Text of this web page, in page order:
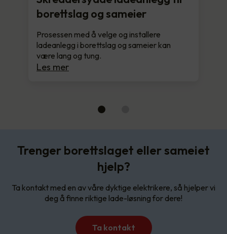
borettslag og sameier
Prosessen med å velge og installere
ladeanlegg i borettslag og sameier kan
være lang og tung.
Les mer
Trenger borettslaget eller sameiet
hjelp?
Ta kontakt med en av våre dyktige elektrikere, så hjelper vi
deg å finne riktige lade-løsning for dere!
Ta kontakt